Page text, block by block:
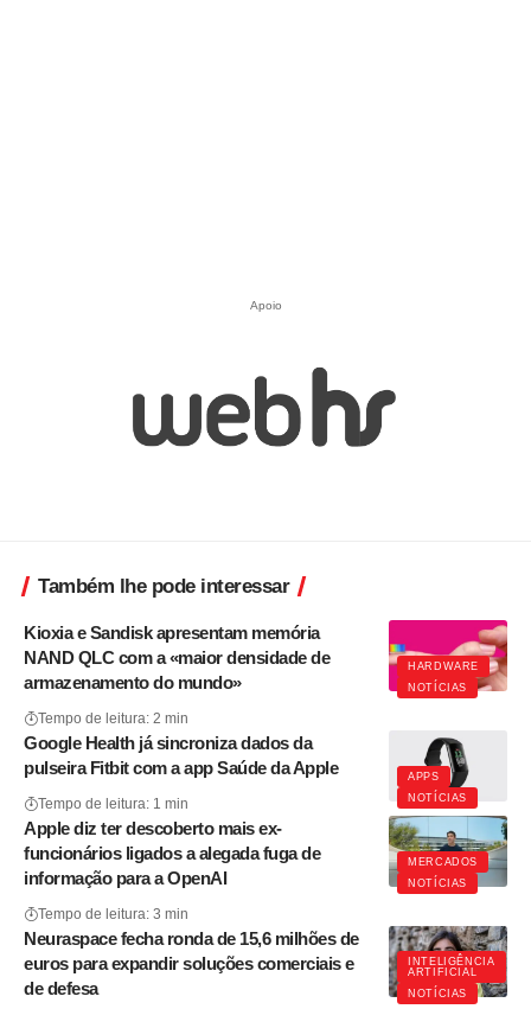
Apoio
Também lhe pode interessar
HARDWARE
NOTÍCIAS
Kioxia e Sandisk apresentam memória
NAND QLC com a «maior densidade de
armazenamento do mundo»
Tempo de leitura: 2 min
APPS
NOTÍCIAS
Google Health já sincroniza dados da
pulseira Fitbit com a app Saúde da Apple
Tempo de leitura: 1 min
MERCADOS
NOTÍCIAS
Apple diz ter descoberto mais ex-
funcionários ligados a alegada fuga de
informação para a OpenAI
Tempo de leitura: 3 min
INTELIGÊNCIA
ARTIFICIAL
NOTÍCIAS
Neuraspace fecha ronda de 15,6 milhões de
euros para expandir soluções comerciais e
de defesa